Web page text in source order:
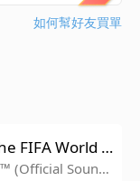
如何幫好友買單
FIFA World C
(Official Soundt